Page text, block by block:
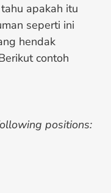
apakah itu
seperti ini
hendak
contoh
positions: